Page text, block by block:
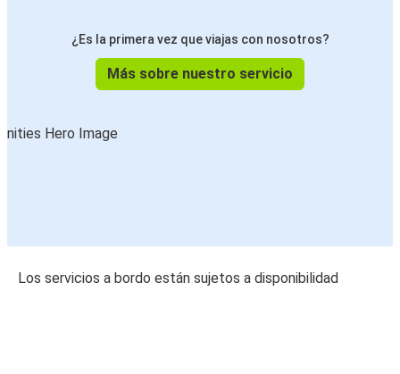
¿Es la primera vez que viajas con nosotros?
Más sobre nuestro servicio
Los servicios a bordo están sujetos a disponibilidad